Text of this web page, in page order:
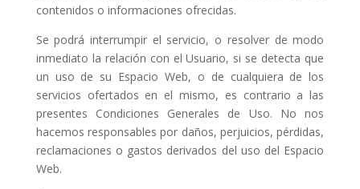
contenidos o informaciones ofrecidas.
Se podrá interrumpir el servicio, o resolver de modo
inmediato la relación con el Usuario, si se detecta que
un uso de su Espacio Web, o de cualquiera de los
servicios ofertados en el mismo, es contrario a las
presentes Condiciones Generales de Uso. No nos
hacemos responsables por daños, perjuicios, pérdidas,
reclamaciones o gastos derivados del uso del Espacio
Web.